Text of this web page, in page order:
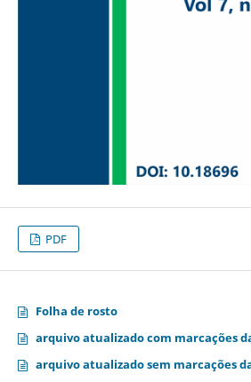
PDF
Folha de rosto
arquivo atualizado com marcações
arquivo atualizado sem marcações